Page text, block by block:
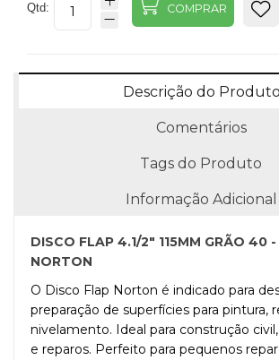
Qtd: COMPRAR
Descrição do Produto
Comentários
Tags do Produto
Informação Adicional
DISCO FLAP 4.1/2" 115MM GRÃO 40
NORTON
O Disco Flap Norton é indicado para
preparação de superfícies para pintura,
nivelamento. Ideal para construção
e reparos. Perfeito para pequenos